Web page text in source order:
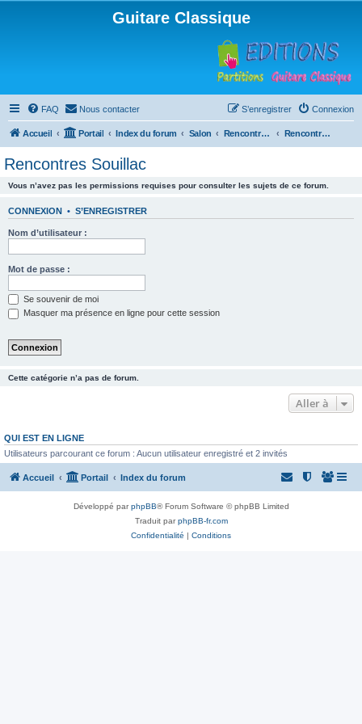
Guitare Classique
FAQ Nous contacter Connexion
S’enregistrer
Accueil Portail Index du forum Salon Rencontres musicales Rencontres Souillac
Rencontres Souillac
Vous n’avez pas les permissions requises pour consulter les sujets de ce forum.
CONNEXION • S’ENREGISTRER
Nom d’utilisateur :
Mot de passe :
Se souvenir de moi
Masquer ma présence en ligne pour cette session
Cette catégorie n’a pas de forum.
Aller à
QUI EST EN LIGNE
Utilisateurs parcourant ce forum : Aucun utilisateur enregistré et 2 invités
Accueil Portail Index du forum
Développé parphpBB® Forum Software © phpBB Limited
Traduit parphpBB-fr.com
Confidentialité | Conditions